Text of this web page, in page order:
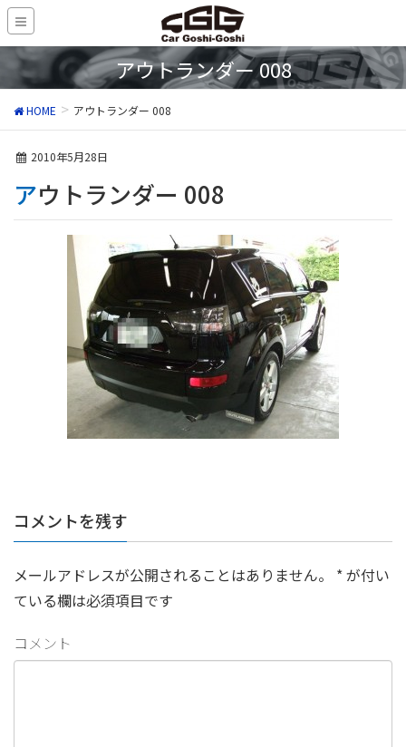
アウトランダー 008
HOME アウトランダー 008
2010年5月28日
アウトランダー 008
コメントを残す
メールアドレスが公開されることはありません。 *が付い
ている欄は必須項目です
コメント